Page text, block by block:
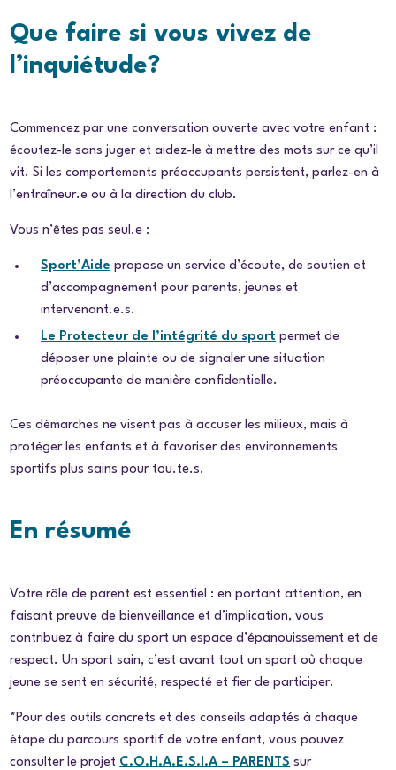
Que faire si vous vivez de
l’inquiétude?
Commencez par une conversation ouverte avec votre enfant :
écoutez-le sans juger et aidez-le à mettre des mots sur ce qu’il
vit. Si les comportements préoccupants persistent, parlez-en à
l’entraîneur.e ou à la direction du club.
Vous n’êtes pas seul.e :
Sport’Aide propose un service d’écoute, de soutien et
d’accompagnement pour parents, jeunes et
intervenant.e.s.
Le Protecteur de l’intégrité du sport permet de
déposer une plainte ou de signaler une situation
préoccupante de manière confidentielle.
Ces démarches ne visent pas à accuser les milieux, mais à
protéger les enfants et à favoriser des environnements
sportifs plus sains pour tou.te.s.
En résumé
Votre rôle de parent est essentiel : en portant attention, en
faisant preuve de bienveillance et d’implication, vous
contribuez à faire du sport un espace d’épanouissement et de
respect. Un sport sain, c’est avant tout un sport où chaque
jeune se sent en sécurité, respecté et fier de participer.
*Pour des outils concrets et des conseils adaptés à chaque
étape du parcours sportif de votre enfant, vous pouvez
consulter le projet C.O.H.A.E.S.I.A – PARENTS sur